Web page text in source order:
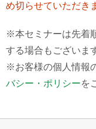
め切らせていただき
※本セミナーは先着
する場合もございま
※お客様の個人情報
バシー・ポリシーを